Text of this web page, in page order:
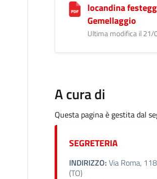
locandina
Gemellaggio
Ultima modifica il 21/
A cura di
Questa pagina è gestita dal
SEGRETERIA
INDIRIZZO: Via Roma,
(TO)